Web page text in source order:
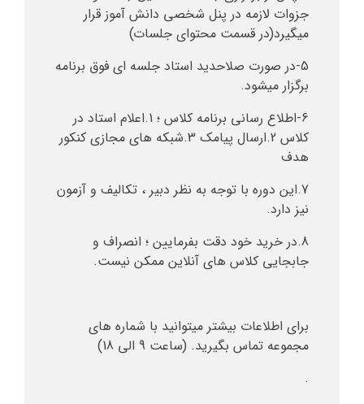
جزوات لازمه در پنل شخصی دانش آموز قرار
میگیرد(در قسمت محتوای جلسات)
5-در صورت صلاحدید استاد جلسه ای فوق برنامه
برگزار میشود.
6-اطلاع رسانی برنامه کلاس ؛ 1.اعلام استاد در
کلاس 2.ارسال پیامک 3.شبکه های مجازی کنکور
هدف
7.این دوره با توجه به نظر دبیر ، تکالیف و آزمون
نیز دارد.
8.در خرید خود دقت بفرمایین ؛ انصراف و
جابجایی کلاس های آنلاین ممکن نیست.
برای اطلاعات بیشتر میتوانید با شماره های
مجموعه تماس بگیرید. (ساعت 9 الی 18)
.